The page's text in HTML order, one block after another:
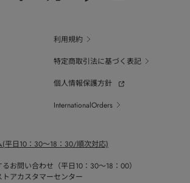
利用規約
特定商取引法に基づく表記
個人情報保護方針
InternationalOrders
平日10：30～18：30/順次対応)
お問い合わせ（平日10：30～18：00）
アカスタマーセンター